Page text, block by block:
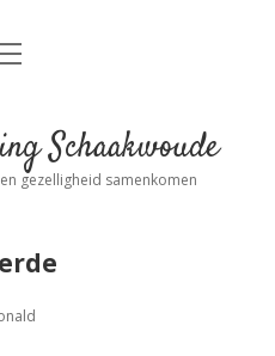
Informatie
dropdown
menu
gezelligheid samenkomen